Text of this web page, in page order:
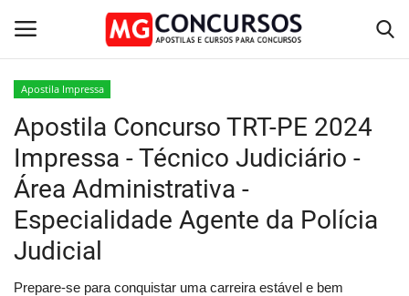
Home
Apostilas PDF
Apostila Impressa
Cursos Online
Apostila Impressa
Apostila Concurso TRT-PE 2024
Impressa - Técnico Judiciário -
Área Administrativa -
Especialidade Agente da Polícia
Judicial
Prepare-se para conquistar uma carreira estável e bem